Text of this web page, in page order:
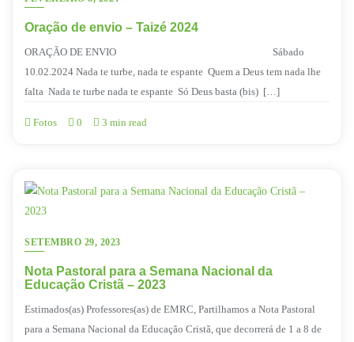
Oração de envio – Taizé 2024
ORAÇÃO DE ENVIO Sábado
10.02.2024 Nada te turbe, nada te espante Quem a Deus tem nada lhe
falta Nada te turbe nada te espante Só Deus basta (bis) […]
Fotos 0 3 min read
SETEMBRO 29, 2023
Nota Pastoral para a Semana Nacional da
Educação Cristã – 2023
Estimados(as) Professores(as) de EMRC, Partilhamos a Nota Pastoral
para a Semana Nacional da Educação Cristã, que decorrerá de 1 a 8 de